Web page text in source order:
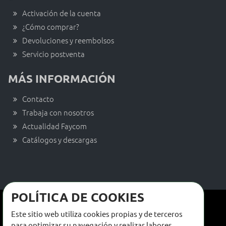
Activación de la cuenta
¿Cómo comprar?
Devoluciones y reembolsos
Servicio postventa
MÁS INFORMACIÓN
Contacto
Trabaja con nosotros
Actualidad Faycom
Catálogos y descargas
Términos y condiciones de uso
POLÍTICA DE COOKIES
Este sitio web utiliza cookies propias y de terceros